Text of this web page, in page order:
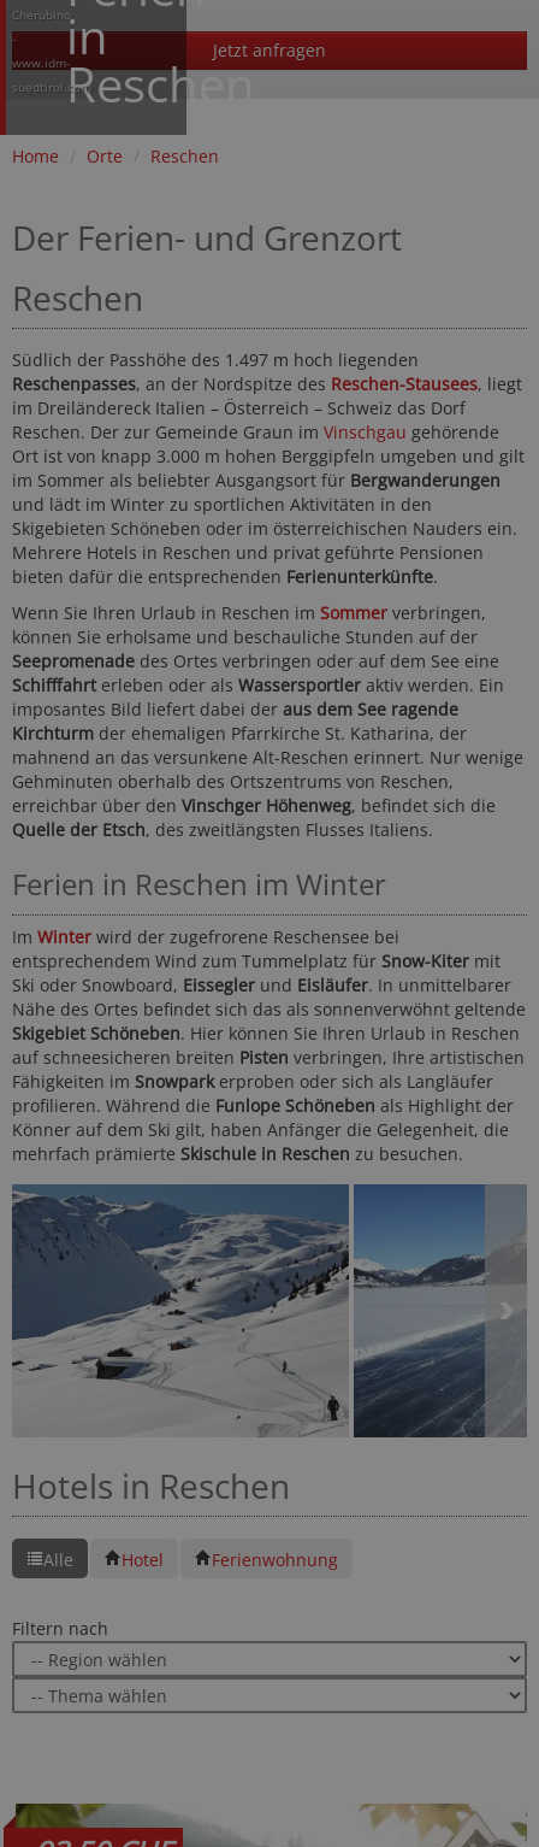
in
Reschen
Cherubino
-
www.idm-
suedtirol.com
Jetzt anfragen
Home / Orte / Reschen
Der Ferien- und Grenzort
Reschen
Südlich der Passhöhe des 1.497 m hoch liegenden
Reschenpasses, an der Nordspitze des Reschen-Stausees, liegt
im Dreiländereck Italien – Österreich – Schweiz das Dorf
Reschen. Der zur Gemeinde Graun im Vinschgau gehörende
Ort ist von knapp 3.000 m hohen Berggipfeln umgeben und gilt
im Sommer als beliebter Ausgangsort für Bergwanderungen
und lädt im Winter zu sportlichen Aktivitäten in den
Skigebieten Schöneben oder im österreichischen Nauders ein.
Mehrere Hotels in Reschen und privat geführte Pensionen
bieten dafür die entsprechenden Ferienunterkünfte.
Wenn Sie Ihren Urlaub in Reschen im Sommer verbringen,
können Sie erholsame und beschauliche Stunden auf der
Seepromenade des Ortes verbringen oder auf dem See eine
Schifffahrt erleben oder als Wassersportler aktiv werden. Ein
imposantes Bild liefert dabei der aus dem See ragende
Kirchturm der ehemaligen Pfarrkirche St. Katharina, der
mahnend an das versunkene Alt-Reschen erinnert. Nur wenige
Gehminuten oberhalb des Ortszentrums von Reschen,
erreichbar über den Vinschger Höhenweg, befindet sich die
Quelle der Etsch, des zweitlängsten Flusses Italiens.
Ferien in Reschen im Winter
Im Winter wird der zugefrorene Reschensee bei
entsprechendem Wind zum Tummelplatz für Snow-Kiter mit
Ski oder Snowboard, Eissegler und Eisläufer. In unmittelbarer
Nähe des Ortes befindet sich das als sonnenverwöhnt geltende
Skigebiet Schöneben. Hier können Sie Ihren Urlaub in Reschen
auf schneesicheren breiten Pisten verbringen, Ihre artistischen
Fähigkeiten im Snowparkerproben oder sich als Langläufer
profilieren. Während die Funlope Schöneben als Highlight der
Könner auf dem Ski gilt, haben Anfänger die Gelegenheit, die
mehrfach prämierte Skischule in Reschen zu besuchen.
Hotels in Reschen
Alle Hotel Ferienwohnung
Filtern nach